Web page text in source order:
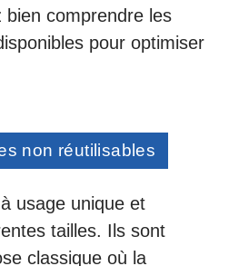
comprendre les
pour optimiser
non réutilisables
usage unique et
tailles. Ils sont
classique où la